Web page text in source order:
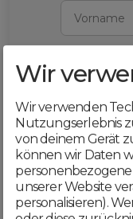
Vorname
E-Mail
Mit deiner
dass du
Wir
Wir verwenden
Nutzungserlebnis
von deinem Gerät
können wir Daten
unserer Website
personalisieren).